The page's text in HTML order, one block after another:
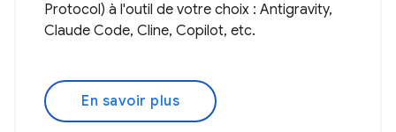
Protocol) à l'outil de votre choix : Antigravity,
Claude Code, Cline, Copilot, etc.
En savoir plus